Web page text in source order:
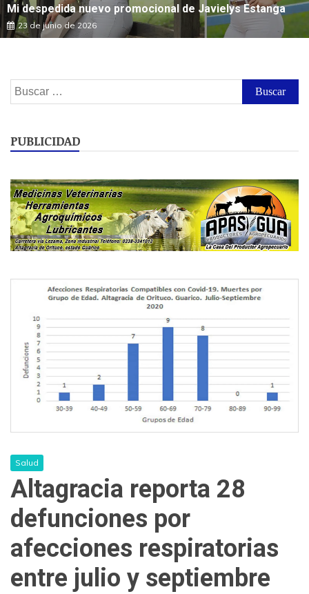
Mi despedida nuevo promocional de Javielys Estanga
23 de junio de 2026
Buscar:
PUBLICIDAD
Salud
Altagracia reporta 28
defunciones por
afecciones respiratorias
entre julio y septiembre